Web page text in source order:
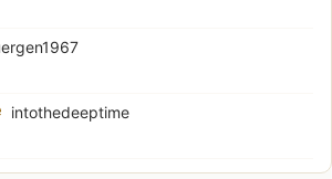
intothedeeptime